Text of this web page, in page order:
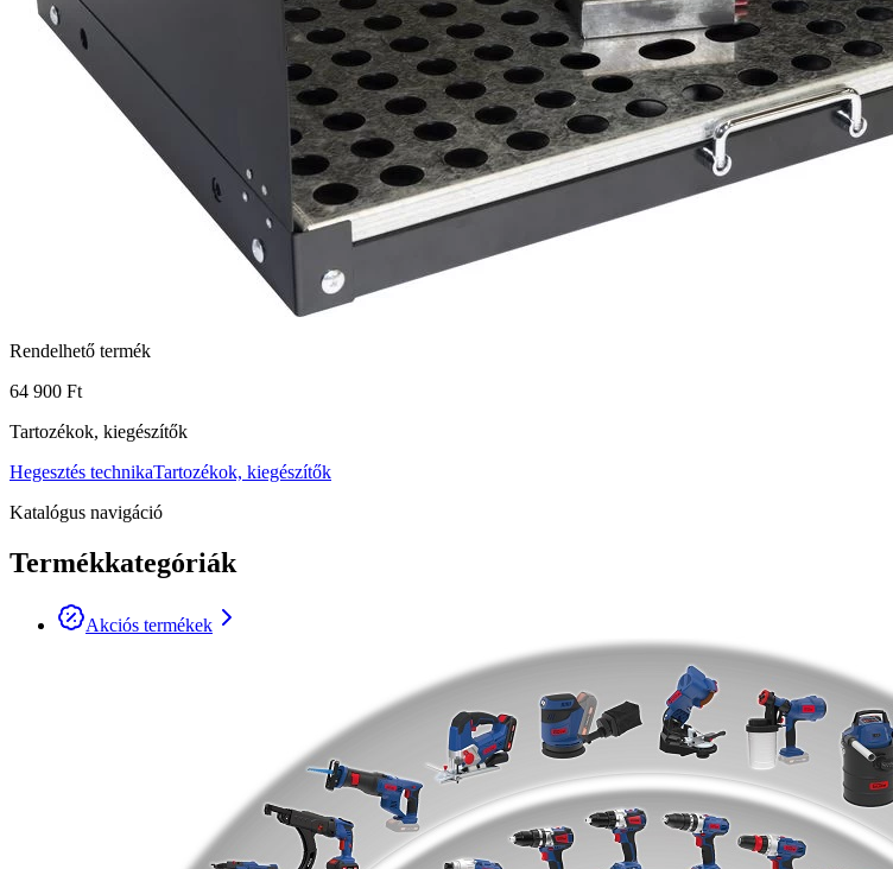
Rendelhető termék
64 900 Ft
Tartozékok, kiegészítők
Hegesztés technikaTartozékok, kiegészítők
Katalógus navigáció
Termékkategóriák
Akciós termékek